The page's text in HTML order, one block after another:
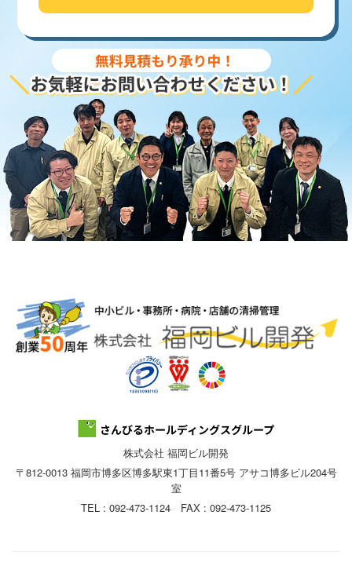
株式会社 福岡ビル開発
〒812-0013 福岡市博多区博多駅東1丁目11番5号 アサコ博多ビル204号
室
TEL : 092-473-1124 FAX : 092-473-1125